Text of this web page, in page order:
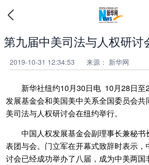
第九届中美司法与人权研讨
2019-10-31 12:34:53 来源： 新华网
新华社纽约10月30日电 10月28日至
发展基金会和美国美中关系全国委员会共
美司法与人权研讨会在纽约举行。
中国人权发展基金会副理事长兼秘书
表团与会。门立军在开幕式致辞时表示，
讨会已经成功举办了八届，成为中美两国